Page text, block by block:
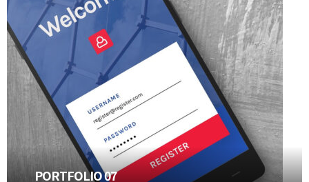
PORTFOLIO 07